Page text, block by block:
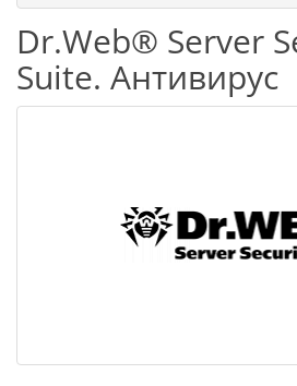
Dr.Web® Server
Suite. Антивирус